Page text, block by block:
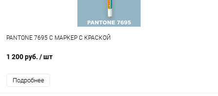
PANTONE 7695 C МАРКЕР С КРАСКОЙ
1 200 руб. / шт
Подробнее